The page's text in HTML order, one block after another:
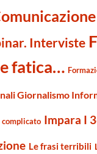
Interviste
fatica…
Giornalismo
complicato Impara I
Le frasi terribili